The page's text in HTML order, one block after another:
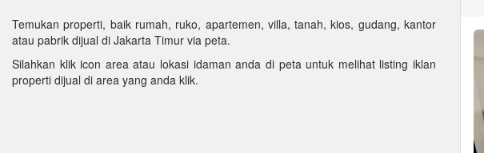
Temukan properti, baik rumah, ruko, apartemen, villa, tanah, kios, gudang, kantor
atau pabrik dijual di Jakarta Timur via peta.
Silahkan klik icon area atau lokasi idaman anda di peta untuk melihat listing iklan
properti dijual di area yang anda klik.